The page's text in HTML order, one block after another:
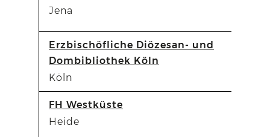
Jena
Erzbischöfliche Diözesan- und
Dombibliothek Köln
Köln
FH Westküste
Heide